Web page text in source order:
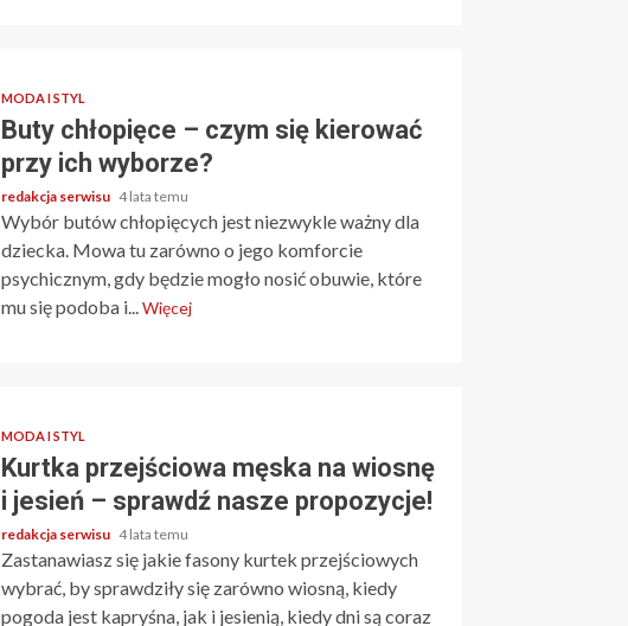
MODA I STYL
Buty chłopięce – czym się kierować
przy ich wyborze?
redakcja serwisu 4 lata temu
Wybór butów chłopięcych jest niezwykle ważny dla
dziecka. Mowa tu zarówno o jego komforcie
psychicznym, gdy będzie mogło nosić obuwie, które
mu się podoba i...Więcej
MODA I STYL
Kurtka przejściowa męska na wiosnę
i jesień – sprawdź nasze propozycje!
redakcja serwisu 4 lata temu
Zastanawiasz się jakie fasony kurtek przejściowych
wybrać, by sprawdziły się zarówno wiosną, kiedy
pogoda jest kapryśna, jak i jesienią, kiedy dni są coraz